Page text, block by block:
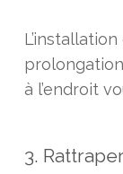
à l’endroit
3.